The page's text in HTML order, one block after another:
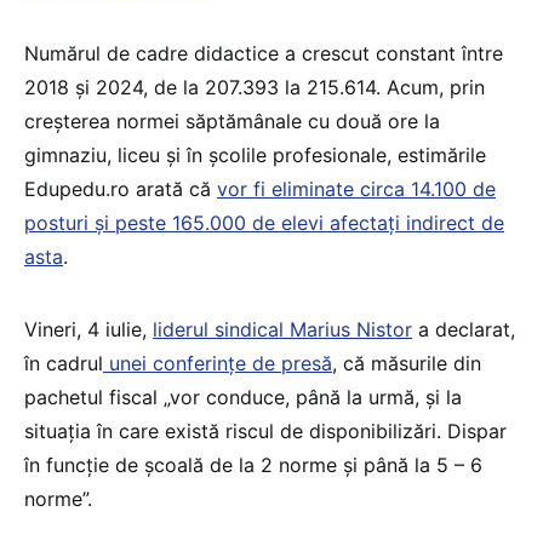
Numărul de cadre didactice a crescut constant între
2018 și 2024, de la 207.393 la 215.614. Acum, prin
creșterea normei săptămânale cu două ore la
gimnaziu, liceu și în școlile profesionale, estimările
Edupedu.ro arată că vor fi eliminate circa 14.100 de
posturi și peste 165.000 de elevi afectați indirect de
asta.
Vineri, 4 iulie, liderul sindical Marius Nistor a declarat,
în cadrul unei conferințe de presă, că măsurile din
pachetul fiscal „vor conduce, până la urmă, și la
situația în care există riscul de disponibilizări. Dispar
în funcție de școală de la 2 norme și până la 5 – 6
norme”.